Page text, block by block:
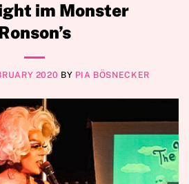
im Monster
2020 BY PIA BÖSNECKER